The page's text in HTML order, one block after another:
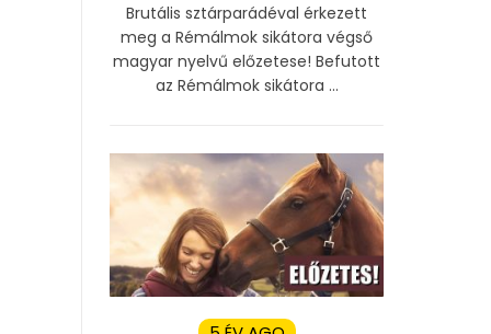
Brutális sztárparádéval érkezett
meg a Rémálmok sikátora végső
magyar nyelvű előzetese! Befutott
az Rémálmok sikátora ...